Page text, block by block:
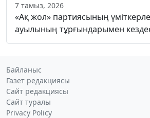
7 тамыз, 2026
«Ақ жол» партиясының
ауылының тұрғындарымен
Байланыс
Газет редакциясы
Сайт редакциясы
Сайт туралы
Privacy Policy